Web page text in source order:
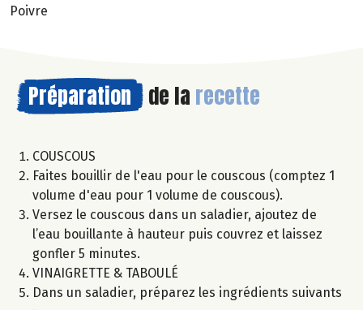
Poivre
Préparation de la recette
COUSCOUS
Faites bouillir de l'eau pour le couscous (comptez 1
volume d'eau pour 1 volume de couscous).
Versez le couscous dans un saladier, ajoutez de
l’eau bouillante à hauteur puis couvrez et laissez
gonfler 5 minutes.
VINAIGRETTE & TABOULÉ
Dans un saladier, préparez les ingrédients suivants